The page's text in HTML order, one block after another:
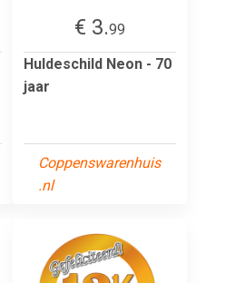
€ 3.99
Huldeschild Neon - 70
jaar
Coppenswarenhuis
.nl